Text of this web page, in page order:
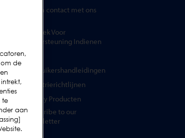
Neem contact met ons
Verzoek Voor
Ondersteuning Indienen
FAQs
Gebruikershandleidingen
Industrierichtlijnen
Legacy Producten
Subscribe to our
Newsletter
de
te
aan